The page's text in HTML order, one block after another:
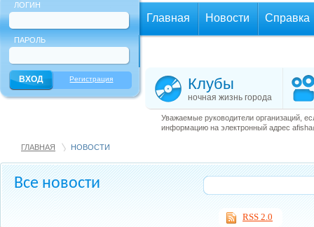
ЛОГИН
ПАРОЛЬ
Регистрация
Главная Новости Справка
Клубы
ночная жизнь города
Уважаемые руководители организаций,
информацию на электронный адрес
ГЛАВНАЯ НОВОСТИ
Все новости
RSS 2.0